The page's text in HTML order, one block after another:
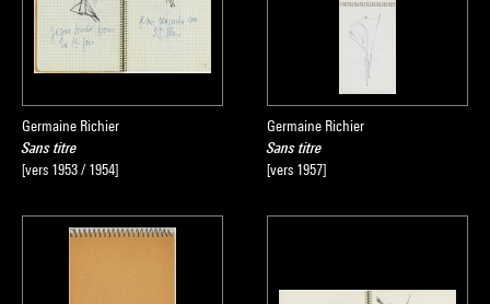
Germaine Richier
Sans titre
[vers 1953 / 1954]
Germaine Richier
Sans titre
[vers 1957]